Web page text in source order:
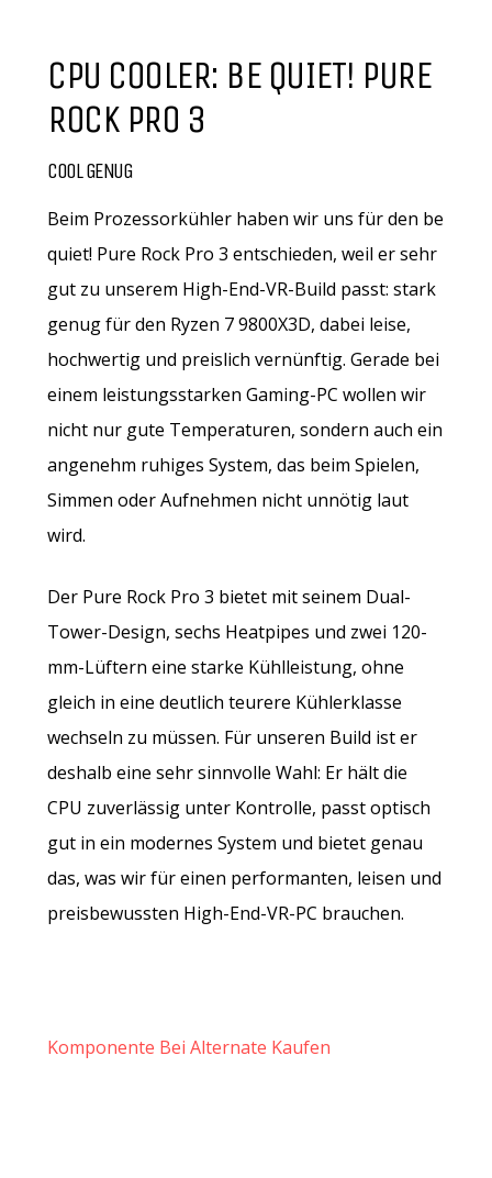
CPU COOLER: BE QUIET! PURE
ROCK PRO 3
COOL GENUG
Beim Prozessorkühler haben wir uns für den be
quiet! Pure Rock Pro 3 entschieden, weil er sehr
gut zu unserem High-End-VR-Build passt: stark
genug für den Ryzen 7 9800X3D, dabei leise,
hochwertig und preislich vernünftig. Gerade bei
einem leistungsstarken Gaming-PC wollen wir
nicht nur gute Temperaturen, sondern auch ein
angenehm ruhiges System, das beim Spielen,
Simmen oder Aufnehmen nicht unnötig laut
wird.
Der Pure Rock Pro 3 bietet mit seinem Dual-
Tower-Design, sechs Heatpipes und zwei 120-
mm-Lüftern eine starke Kühlleistung, ohne
gleich in eine deutlich teurere Kühlerklasse
wechseln zu müssen. Für unseren Build ist er
deshalb eine sehr sinnvolle Wahl: Er hält die
CPU zuverlässig unter Kontrolle, passt optisch
gut in ein modernes System und bietet genau
das, was wir für einen performanten, leisen und
preisbewussten High-End-VR-PC brauchen.
Komponente Bei Alternate Kaufen